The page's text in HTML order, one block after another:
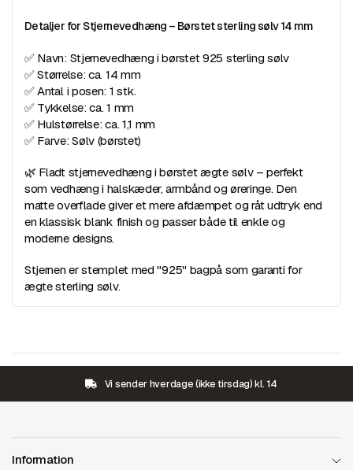
Detaljer for Stjernevedhæng – Børstet sterling sølv 14 mm
✅ Navn: Stjernevedhæng i børstet 925 sterling sølv
✅ Størrelse: ca. 14 mm
✅ Antal i posen: 1 stk.
✅ Tykkelse: ca. 1 mm
✅ Hulstørrelse: ca. 1,1 mm
✅ Farve: Sølv (børstet)
🌿 Fladt stjernevedhæng i børstet ægte sølv – perfekt
som vedhæng i halskæder, armbånd og øreringe. Den
matte overflade giver et mere afdæmpet og råt udtryk end
en klassisk blank finish og passer både til enkle og
moderne designs.
Stjernen er stemplet med "925" bagpå som garanti for
ægte sterling sølv.
Vi sender hverdage (ikke tirsdag) kl. 14
Information